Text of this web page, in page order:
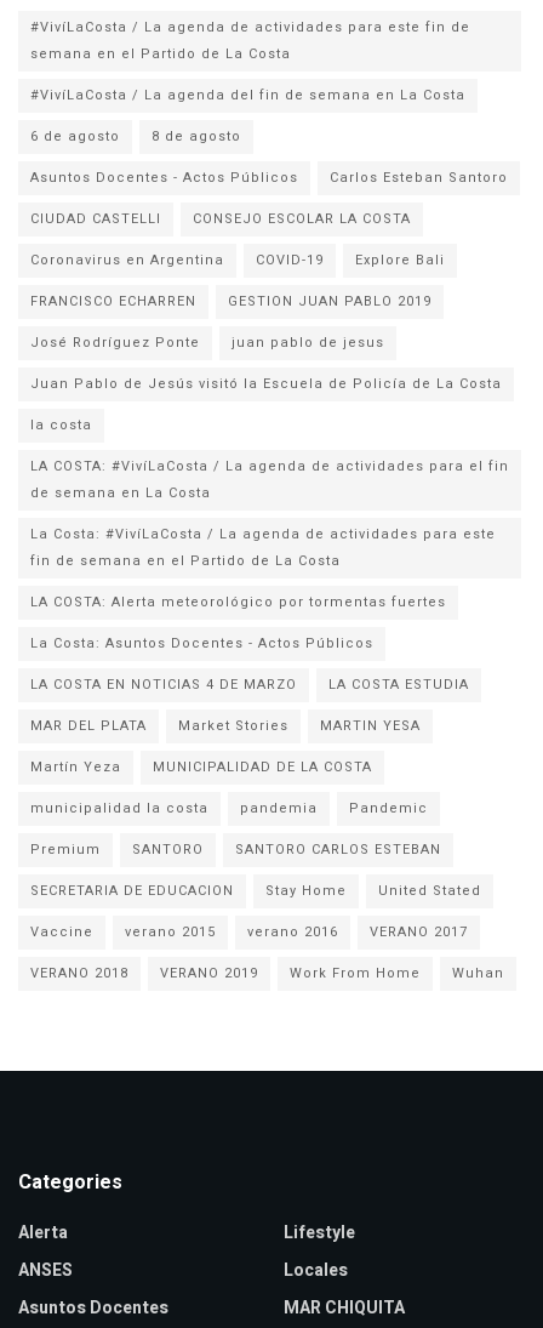
#VivíLaCosta / La agenda de actividades para este fin de
semana en el Partido de La Costa
#VivíLaCosta / La agenda del fin de semana en La Costa
6 de agosto
8 de agosto
Asuntos Docentes - Actos Públicos
Carlos Esteban Santoro
CIUDAD CASTELLI
CONSEJO ESCOLAR LA COSTA
Coronavirus en Argentina
COVID-19
Explore Bali
FRANCISCO ECHARREN
GESTION JUAN PABLO 2019
José Rodríguez Ponte
juan pablo de jesus
la costa
LA COSTA: #VivíLaCosta / La agenda de actividades para el fin
de semana en La Costa
La Costa: #VivíLaCosta / La agenda de actividades para este
fin de semana en el Partido de La Costa
LA COSTA: Alerta meteorológico por tormentas fuertes
La Costa: Asuntos Docentes - Actos Públicos
LA COSTA EN NOTICIAS 4 DE MARZO
LA COSTA ESTUDIA
MAR DEL PLATA
Market Stories
MARTIN YESA
Martín Yeza
MUNICIPALIDAD DE LA COSTA
municipalidad la costa
pandemia
Pandemic
Premium
SANTORO
SANTORO CARLOS ESTEBAN
SECRETARIA DE EDUCACION
Stay Home
United Stated
Vaccine
verano 2015 verano 2016
VERANO 2017
VERANO 2018
VERANO 2019 Work From Home Wuhan
Categories
Alerta
ANSES
Asuntos Docentes
Lifestyle
Locales
MAR CHIQUITA